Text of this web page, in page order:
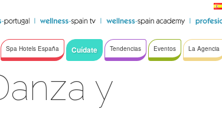
Spa Hotels España Cuídate Tendencias Eventos La Agencia
y